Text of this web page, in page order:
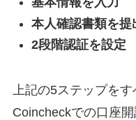
本人確認書類を提
2段階認証を設定
上記の5ステップを
Coincheckでの口座